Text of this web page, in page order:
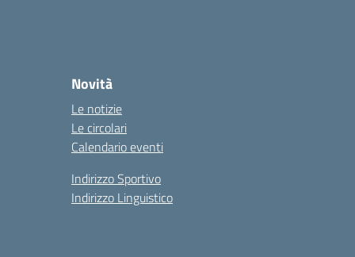
Novità
Le notizie
Le circolari
Calendario eventi
Indirizzo Sportivo
Indirizzo Linguistico